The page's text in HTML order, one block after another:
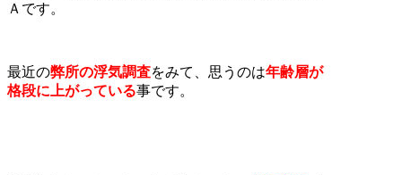
Ａです。
最近の弊所の浮気調査をみて、思うのは年齢層が
格段に上がっている事です。